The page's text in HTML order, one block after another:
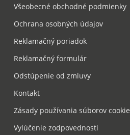
Všeobecné obchodné podmienky
Ochrana osobných údajov
Reklamačný poriadok
Reklamačný formulár
Odstúpenie od zmluvy
Kontakt
Zásady používania súborov cookie
Vylúčenie zodpovednosti